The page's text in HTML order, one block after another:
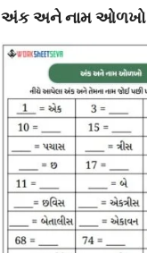
અંક અને નામ ઓળખો